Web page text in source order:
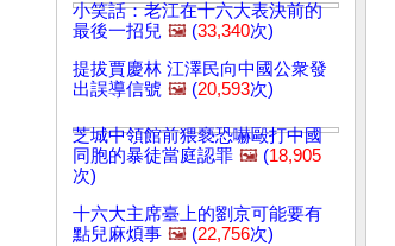
小笑話：老江在十六大表決前的
最後一招兒 🖼️ (33,340次)
提拔賈慶林 江澤民向中國公衆發
出誤導信號 🖼️ (20,593次)
芝城中領館前猥褻恐嚇毆打中國
同胞的暴徒當庭認罪 🖼️ (18,905
次)
十六大主席臺上的劉京可能要有
點兒麻煩事 🖼️ (22,756次)